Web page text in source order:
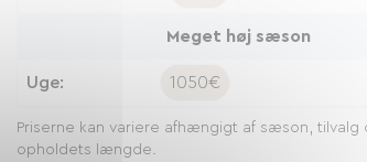
Meget høj sæson
Uge: 1050€
Priserne kan variere afhængigt af sæson, tilvalg
opholdets længde.